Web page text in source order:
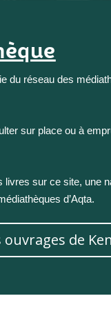
du réseau des
sur place ou à
livres sur ce site, une
d’Aqta.
de